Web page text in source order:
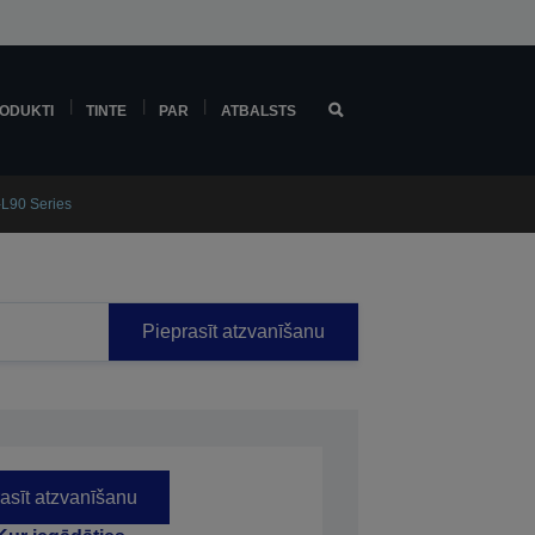
TINTE PAR ATBALSTS
Series
Pieprasīt atzvanīšanu
atzvanīšanu